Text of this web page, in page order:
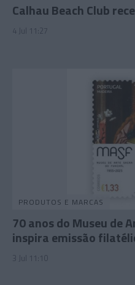
Calhau Beach Club
4 Jul 11:27
PRODUTOS E MARCAS
70 anos do Museu de
inspira emissão
3 Jul 11:10